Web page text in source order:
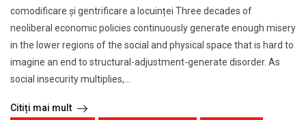
comodificare și gentrificare a locuinței Three decades of
neoliberal economic policies continuously generate enough misery
in the lower regions of the social and physical space that is hard to
imagine an end to structural-adjustment-generate disorder. As
social insecurity multiplies,...
Citiți mai mult